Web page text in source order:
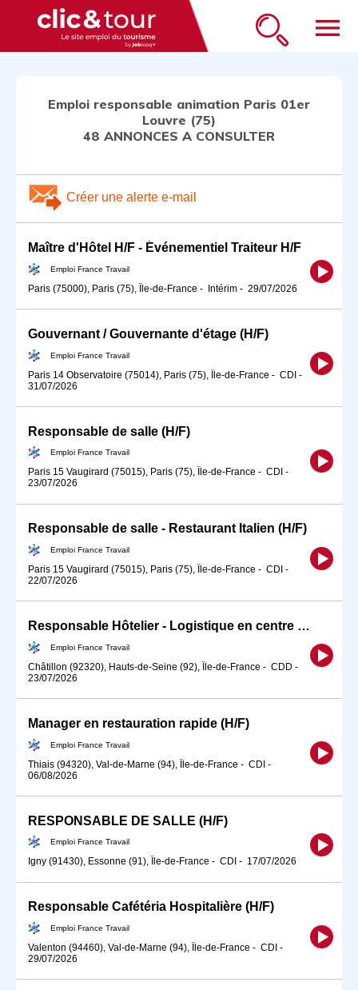
menu
Emploi responsable animation Paris 01er
Louvre (75)
48 ANNONCES A CONSULTER
Créer une alerte e-mail
Maître d'Hôtel H/F - Événementiel Traiteur H/F
Emploi France Travail
Paris (75000), Paris (75), Île-de-France - Intérim - 29/07/2026
Gouvernant / Gouvernante d'étage (H/F)
Emploi France Travail
Paris 14 Observatoire (75014), Paris (75), Île-de-France - CDI -
31/07/2026
Responsable de salle (H/F)
Emploi France Travail
Paris 15 Vaugirard (75015), Paris (75), Île-de-France - CDI -
23/07/2026
Responsable de salle - Restaurant Italien (H/F)
Emploi France Travail
Paris 15 Vaugirard (75015), Paris (75), Île-de-France - CDI -
22/07/2026
Responsable Hôtelier - Logistique en centre maternel (H/F)
Emploi France Travail
Châtillon (92320), Hauts-de-Seine (92), Île-de-France - CDD -
23/07/2026
Manager en restauration rapide (H/F)
Emploi France Travail
Thiais (94320), Val-de-Marne (94), Île-de-France - CDI -
06/08/2026
RESPONSABLE DE SALLE (H/F)
Emploi France Travail
Igny (91430), Essonne (91), Île-de-France - CDI - 17/07/2026
Responsable Cafétéria Hospitalière (H/F)
Emploi France Travail
Valenton (94460), Val-de-Marne (94), Île-de-France - CDI -
29/07/2026